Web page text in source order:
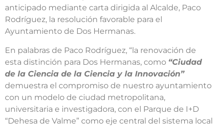
anticipado mediante carta dirigida al Alcalde, Paco
Rodríguez, la resolución favorable para el
Ayuntamiento de Dos Hermanas.
En palabras de Paco Rodríguez, “la renovación de
esta distinción para Dos Hermanas, como “Ciudad
de la Ciencia de la Ciencia y la Innovación”
demuestra el compromiso de nuestro ayuntamiento
con un modelo de ciudad metropolitana,
universitaria e investigadora, con el Parque de I+D
“Dehesa de Valme” como eje central del sistema local